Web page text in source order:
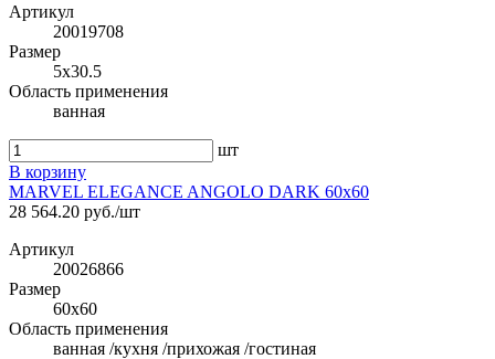
Артикул
20019708
Размер
5x30.5
Область применения
ванная
шт
В корзину
MARVEL ELEGANCE ANGOLO DARK 60x60
28 564.20 руб./шт
Артикул
20026866
Размер
60x60
Область применения
ванная /кухня /прихожая /гостиная